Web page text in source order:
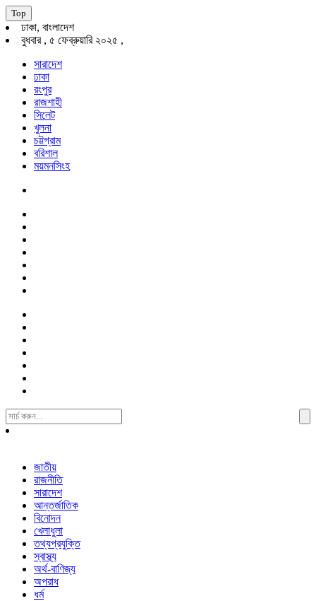
Top
ঢাকা, বাংলাদেশ
বুধবার , ৫ ফেব্রুয়ারি ২০২৫ ,
সারাদেশ
ঢাকা
রংপুর
রাজশাহী
সিলেট
খুলনা
চট্টগ্রাম
বরিশাল
ময়মনসিংহ
Search
For:
জাতীয়
রাজনীতি
সারাদেশ
আন্তর্জাতিক
বিনোদন
খেলাধুলা
তথ্যপ্রযুক্তি
স্বাস্থ্য
অর্থ-বাণিজ্য
অপরাধ
ধর্ম